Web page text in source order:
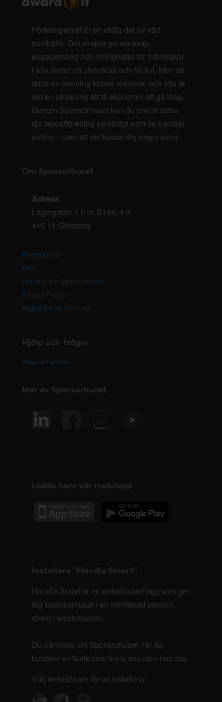
Föreningslivet är en viktig del av vårt
samhälle. Det skapar gemenskap,
engagemang och möjligheter för människor
i alla åldrar att utvecklas och ha kul. Men att
driva en förening kräver resurser, och ofta är
det en utmaning att få ekonomin att gå ihop.
Genom Sponsorhuset kan du enkelt stötta
din favoritförening samtidigt som du handlar
online – utan att det kostar dig något extra!
Om Sponsorhuset
Adress:
Lagergatan 1 Hus B19a, 4 tr
415 11 Göteborg
Kontakta oss
FAQ
Läs mer om Sponsorhuset
Privacy Policy
Registrera ny förening
Hjälp och frågor
Skapa ett ärende
Mer av Sponsorhuset
Ladda hem vår mobilapp
Installera "Handla Smart"
Handla Smart är ett webbläsartillägg som ger
dig Sponsorhuset i en minifierad version,
direkt i webbläsaren.
Du påminns om Sponsorhuset när du
besöker en butik som finns ansluten hos oss.
Välj webbläsare för att installera: